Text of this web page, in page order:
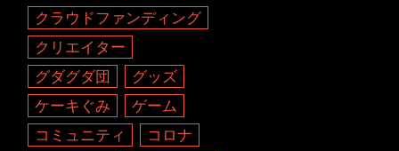
クラウドファンディング
クリエイター
グダグダ団
グッズ
ケーキぐみ
ゲーム
コミュニティ
コロナ